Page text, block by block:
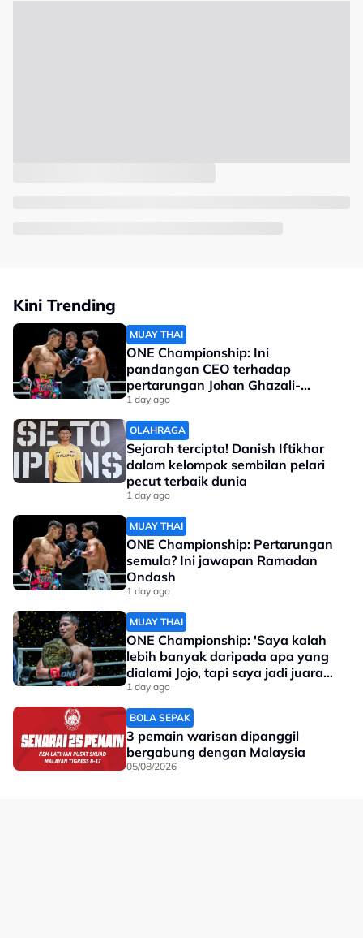
Kini Trending
MUAY THAI
ONE Championship: Ini
pandangan CEO terhadap
pertarungan Johan Ghazali-
Ramadan Ondash
1 day ago
OLAHRAGA
Sejarah tercipta! Danish Iftikhar
dalam kelompok sembilan pelari
pecut terbaik dunia
1 day ago
MUAY THAI
ONE Championship: Pertarungan
semula? Ini jawapan Ramadan
Ondash
1 day ago
MUAY THAI
ONE Championship: 'Saya kalah
lebih banyak daripada apa yang
dialami Jojo, tapi saya jadi juara
dunia'
1 day ago
BOLA SEPAK
3 pemain warisan dipanggil
bergabung dengan Malaysia
05/08/2026